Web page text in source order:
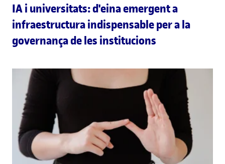
IA i universitats: d'eina emergent a
infraestructura indispensable per a la
governança de les institucions